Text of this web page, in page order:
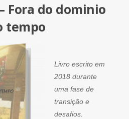
Fora do dominio
tempo
Livro escrito em
2018 durante
uma fase de
transição e
desafios.